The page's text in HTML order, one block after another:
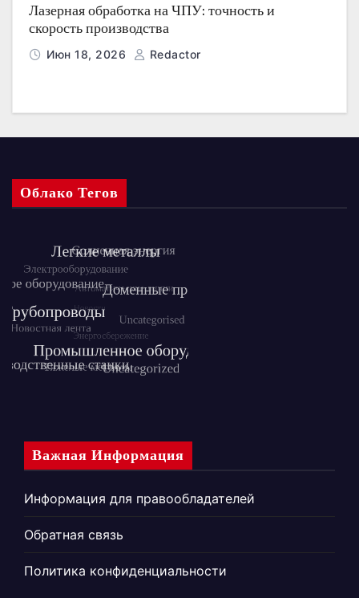
Лазерная обработка на ЧПУ: точность и
скорость производства
Июн 18, 2026 Redactor
Облако Тегов
Важная Информация
Информация для правообладателей
Обратная связь
Политика конфиденциальности